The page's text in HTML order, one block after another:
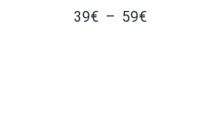
39€ – 59€